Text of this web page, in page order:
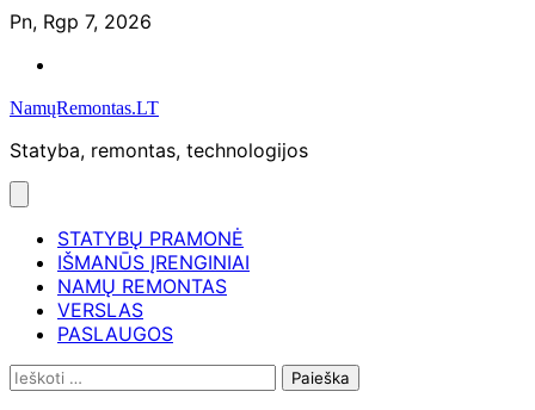
Skip
content
Pn, Rgp 7, 2026
NamųRemontas.LT
Statyba, remontas, technologijos
STATYBŲ PRAMONĖ
IŠMANŪS ĮRENGINIAI
NAMŲ REMONTAS
VERSLAS
PASLAUGOS
Ieškoti: